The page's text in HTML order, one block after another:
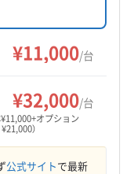
険加入済
数台割引や消臭
。エコ洗剤を
タッフの同行
¥11,000/台
¥32,000/台
¥11,000+オプション
¥21,000）
公式サイトで最新